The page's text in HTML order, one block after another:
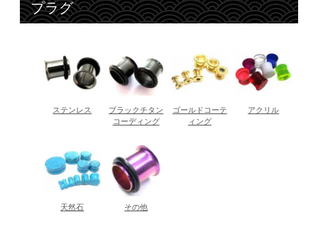
プラグ
ステンレス
ブラックチタン
コーディング
ゴールドコーテ
ィング
アクリル
天然石 その他